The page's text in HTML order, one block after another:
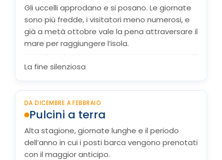
Gli uccelli approdano e si posano. Le giornate
sono più fredde, i visitatori meno numerosi, e
già a metà ottobre vale la pena attraversare il
mare per raggiungere l’isola.
La fine silenziosa
DA DICEMBRE A FEBBRAIO
Pulcini a terra
Alta stagione, giornate lunghe e il periodo
dell’anno in cui i posti barca vengono prenotati
con il maggior anticipo.